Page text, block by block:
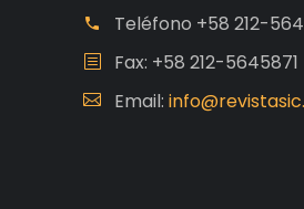
Teléfono +58 212-
Fax: +58 212-5645871
Email: